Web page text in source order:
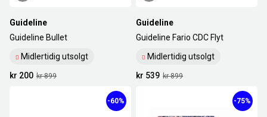
Guideline
Guideline Bullet
Midlertidig utsolgt
kr 899
kr 200
Guideline
Guideline Fario CDC Flyt
Midlertidig utsolgt
kr 899
kr 539
-60% -75%